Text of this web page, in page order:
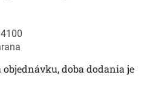
doba dodania je